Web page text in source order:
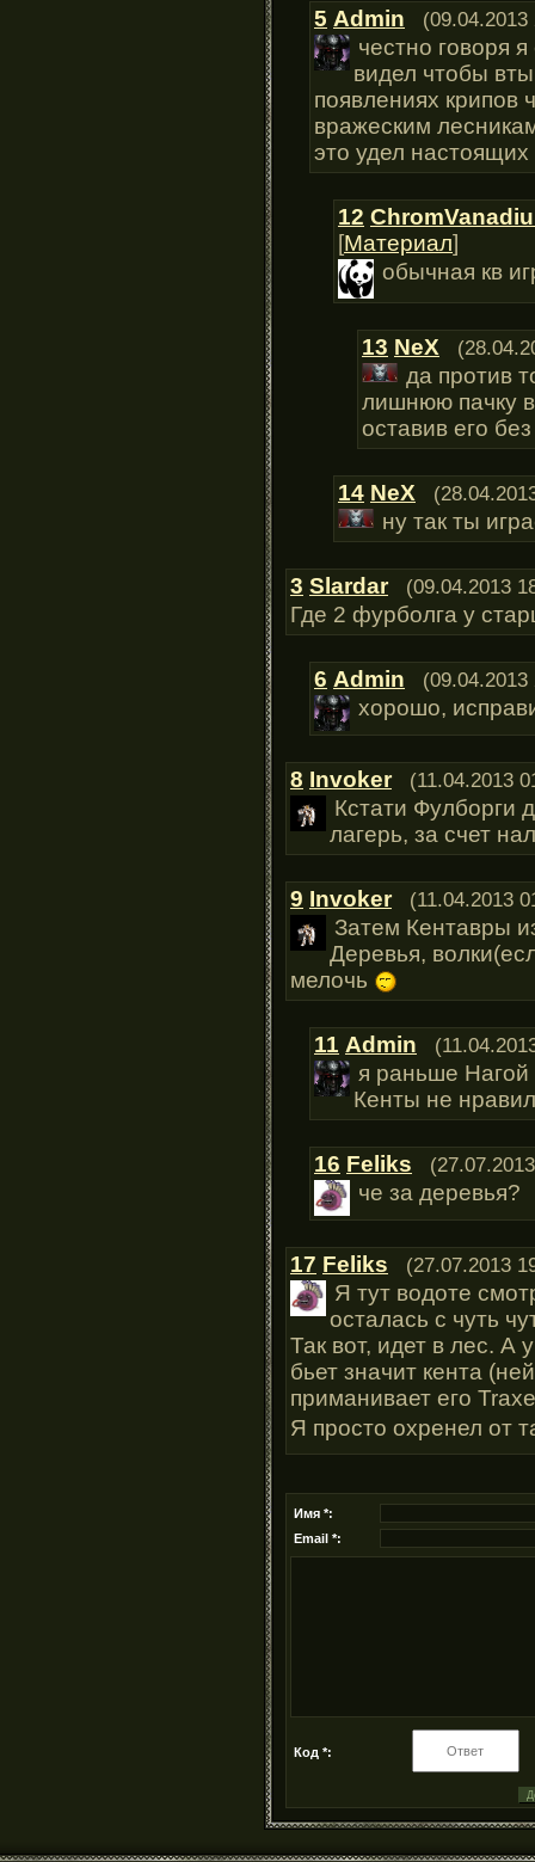
5 Admin (09.04.2013
честно говоря
видел чтобы
появлениях крипов
вражеским
это удел
12
[Материал]
обычная кв
13 NeX
да против
лишнюю пачку
оставив его
14 NeX
ну так ты
3 Slardar (09.04.2013
Где 2 фурболга у
6 Admin (09.04.2013
хорошо,
8 Invoker (11.04.2013
Кстати Фулборги
лагерь, за счет
9 Invoker (11.04.2013
Затем Кентавры
Деревья,
мелочь
11 Admin
я раньше Нагой
Кенты не
16 Feliks
че за деревья?
17 Feliks (27.07.2013
Я тут водоте
осталась с чуть
Так вот, идет в лес. А
бьет значит кента
приманивает его
Я просто охренел от
Имя *:
Email *:
Код *: